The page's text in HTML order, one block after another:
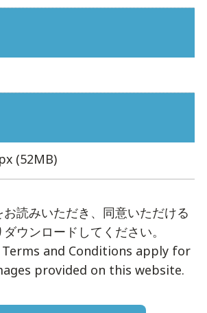
(52MB)
読みいただき、同意いただける
ウンロードしてください。
and Conditions apply for
provided on this website.